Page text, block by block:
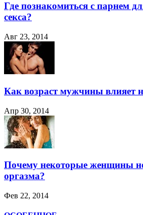
Где познакомиться с парнем
секса?
Авг 23, 2014
Как возраст мужчины влияет
Апр 30, 2014
Почему некоторые женщины
оргазма?
Фев 22, 2014